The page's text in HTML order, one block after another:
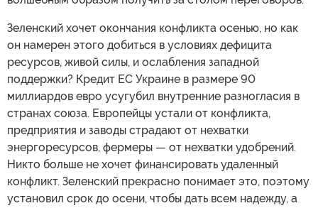
Зеленский хочет окончания конфликта осенью, но как
он намерен этого добиться в условиях дефицита
ресурсов, живой силы, и ослабления западной
поддержки? Кредит ЕС Украине в размере 90
миллиардов евро усугубил внутренние разногласия в
странах союза. Европейцы устали от конфликта,
предприятия и заводы страдают от нехватки
энергоресурсов, фермеры — от нехватки удобрений.
Никто больше не хочет финансировать удаленный
конфликт. Зеленский прекрасно понимает это, поэтому
установил срок до осени, чтобы дать всем надежду, а